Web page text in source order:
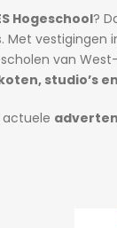
Hogeschool?
Met vestigingen
van
studio’s
actuele